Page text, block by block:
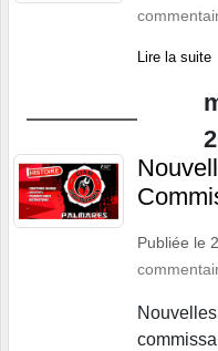
Lire la suite
Publiée le